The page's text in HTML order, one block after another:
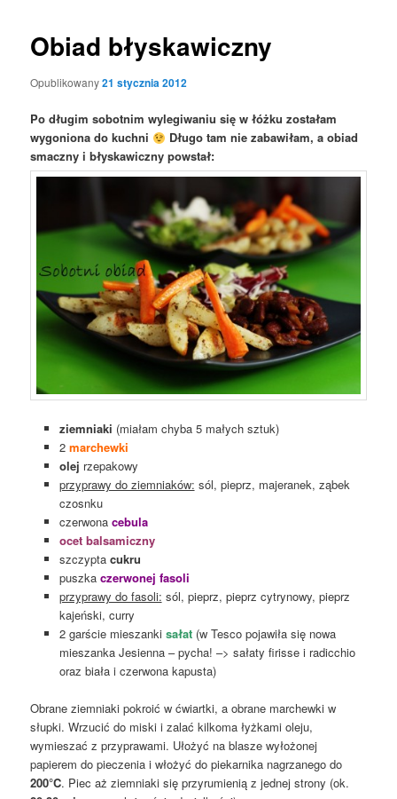
Obiad błyskawiczny
Opublikowany21 stycznia 2012
Po długim sobotnim wylegiwaniu się w łóżku zostałam
wygoniona do kuchni
Długo tam nie zabawiłam, a obiad
smaczny i błyskawiczny powstał:
ziemniaki (miałam chyba 5 małych sztuk)
2 marchewki
olej rzepakowy
przyprawy do ziemniaków: sól, pieprz, majeranek, ząbek
czosnku
czerwona cebula
ocet balsamiczny
szczypta cukru
puszka czerwonej fasoli
przyprawy do fasoli: sól, pieprz, pieprz cytrynowy, pieprz
kajeński, curry
2 garście mieszanki sałat(w Tesco pojawiła się nowa
mieszanka Jesienna – pycha! –> sałaty firisse i radicchio
oraz biała i czerwona kapusta)
Obrane ziemniaki pokroić w ćwiartki, a obrane marchewki w
słupki. Wrzucić do miski i zalać kilkoma łyżkami oleju,
wymieszać z przyprawami. Ułożyć na blasze wyłożonej
papierem do pieczenia i włożyć do piekarnika nagrzanego do
200°C. Piec aż ziemniaki się przyrumienią z jednej strony (ok.